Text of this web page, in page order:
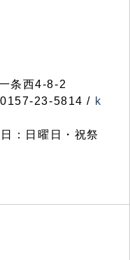
条西4-8-2
23-5814 / k
：日曜日・祝祭